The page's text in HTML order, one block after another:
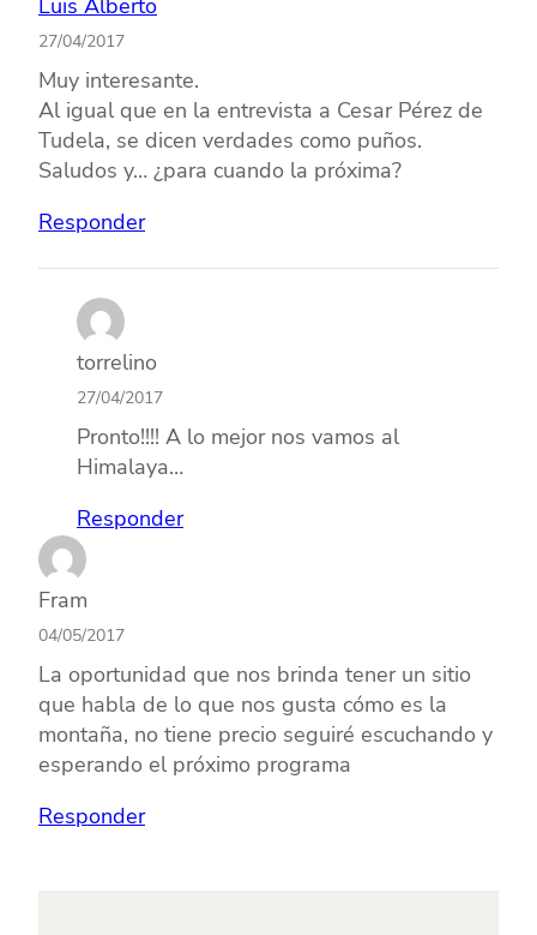
Luis Alberto
27/04/2017
Muy interesante.
Al igual que en la entrevista a Cesar Pérez de
Tudela, se dicen verdades como puños.
Saludos y… ¿para cuando la próxima?
Responder
torrelino
27/04/2017
Pronto!!!! A lo mejor nos vamos al
Himalaya…
Responder
Fram
04/05/2017
La oportunidad que nos brinda tener un sitio
que habla de lo que nos gusta cómo es la
montaña, no tiene precio seguiré escuchando y
esperando el próximo programa
Responder